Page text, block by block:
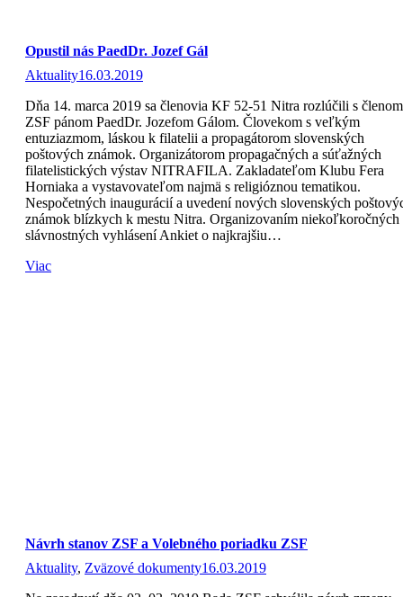
Opustil nás PaedDr. Jozef Gál
Aktuality16.03.2019
Dňa 14. marca 2019 sa členovia KF 52-51 Nitra rozlúčili s členom
ZSF pánom PaedDr. Jozefom Gálom. Človekom s veľkým
entuziazmom, láskou k filatelii a propagátorom slovenských
poštových známok. Organizátorom propagačných a súťažných
filatelistických výstav NITRAFILA. Zakladateľom Klubu Fera
Horniaka a vystavovateľom najmä s religióznou tematikou.
Nespočetných inaugurácií a uvedení nových slovenských
známok blízkych k mestu Nitra. Organizovaním niekoľkoročných
slávnostných vyhlásení Ankiet o najkrajšiu…
Viac
Návrh stanov ZSF a Volebného poriadku ZSF
Aktuality, Zväzové dokumenty16.03.2019